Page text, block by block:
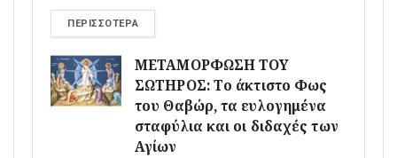
ΠΕΡΙΣΣΌΤΕΡΑ
ΜΕΤΑΜΟΡΦΩΣΗ ΤΟΥ
ΣΩΤΗΡΟΣ: Το άκτιστο Φως
του Θαβώρ, τα ευλογημένα
σταφύλια και οι διδαχές των
Αγίων